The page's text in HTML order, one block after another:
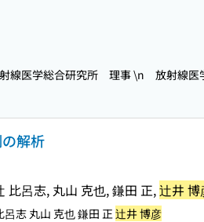
線医学総合研究所 理事 \n 放射線医
解析
比呂志, 丸山 克也, 鎌田 正,辻井 博
呂志 丸山 克也 鎌田 正辻井 博彦